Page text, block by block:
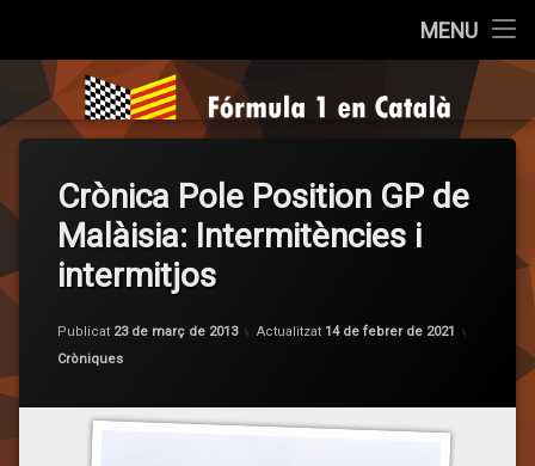
MENU
Qui som?
Cròniques
La Pregunta
Opinió
Sèries
contingut
Fórmula 1
Crònica Pole Position GP de
Malàisia: Intermitències i
intermitjos
Publicat 23 de març de 2013 Actualitzat 14 de febrer de 2021
Categories:
Cròniques